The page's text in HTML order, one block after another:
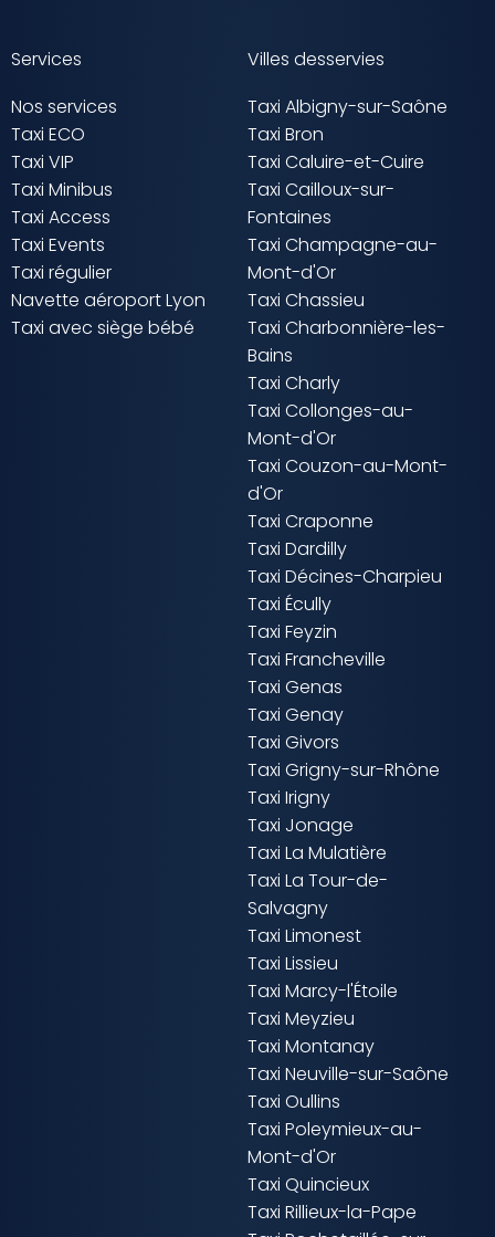
Services
Nos services
Taxi ECO
Taxi VIP
Taxi Minibus
Taxi Access
Taxi Events
Taxi régulier
Navette aéroport Lyon
Taxi avec siège bébé
Villes desservies
Taxi Albigny-sur-Saône
Taxi Bron
Taxi Caluire-et-Cuire
Taxi Cailloux-sur-
Fontaines
Taxi Champagne-au-
Mont-d'Or
Taxi Chassieu
Taxi Charbonnière-les-
Bains
Taxi Charly
Taxi Collonges-au-
Mont-d'Or
Taxi Couzon-au-Mont-
d'Or
Taxi Craponne
Taxi Dardilly
Taxi Décines-Charpieu
Taxi Écully
Taxi Feyzin
Taxi Francheville
Taxi Genas
Taxi Genay
Taxi Givors
Taxi Grigny-sur-Rhône
Taxi Irigny
Taxi Jonage
Taxi La Mulatière
Taxi La Tour-de-
Salvagny
Taxi Limonest
Taxi Lissieu
Taxi Marcy-l'Étoile
Taxi Meyzieu
Taxi Montanay
Taxi Neuville-sur-Saône
Taxi Oullins
Taxi Poleymieux-au-
Mont-d'Or
Taxi Quincieux
Taxi Rillieux-la-Pape